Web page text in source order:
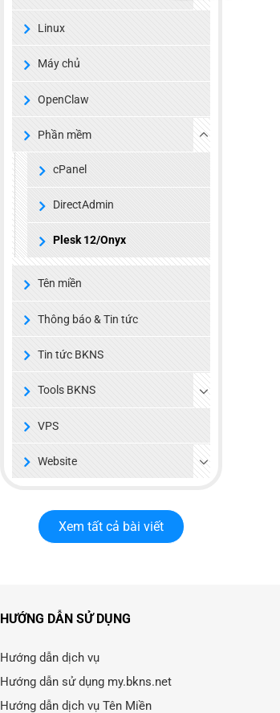
Linux
Máy chủ
OpenClaw
Phần mềm
cPanel
DirectAdmin
Plesk 12/Onyx
Tên miền
Thông báo & Tin tức
Tin tức BKNS
Tools BKNS
VPS
Website
Xem tất cả bài viết
HƯỚNG DẪN SỬ DỤNG
Hướng dẫn dịch vụ
Hướng dẫn sử dụng my.bkns.net
Hướng dẫn dịch vụ Tên Miền